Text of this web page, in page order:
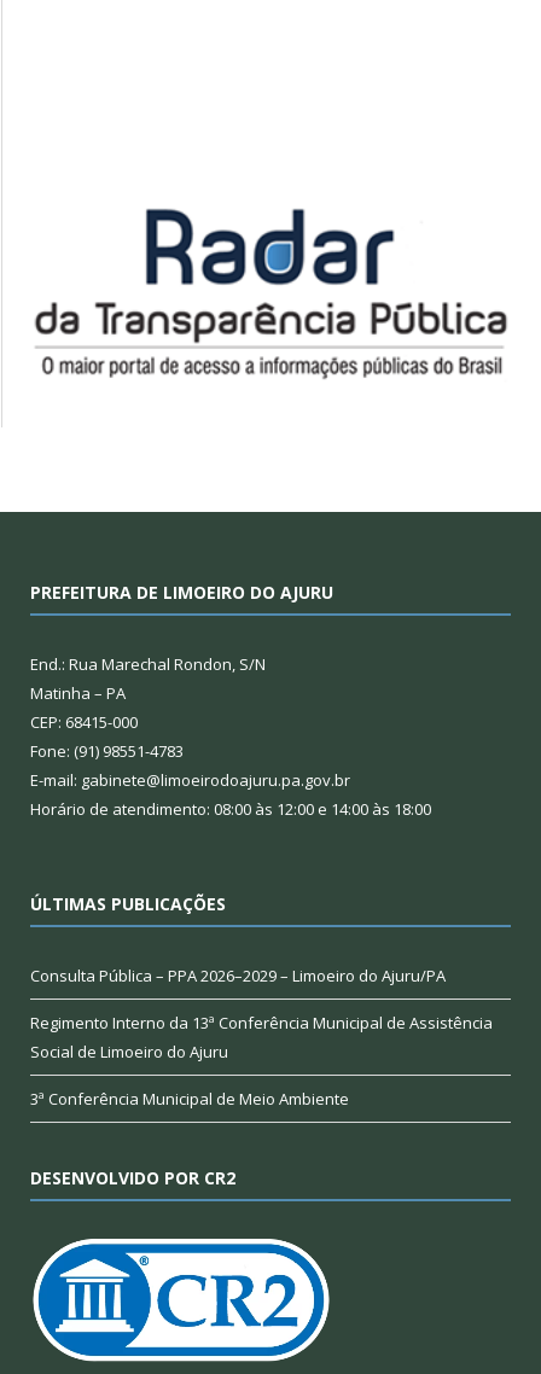
PREFEITURA DE LIMOEIRO DO AJURU
End.: Rua Marechal Rondon, S/N
Matinha – PA
CEP: 68415-000
Fone: (91) 98551-4783
E-mail: gabinete@limoeirodoajuru.pa.gov.br
Horário de atendimento: 08:00 às 12:00 e 14:00 às 18:00
ÚLTIMAS PUBLICAÇÕES
Consulta Pública – PPA 2026–2029 – Limoeiro do Ajuru/PA
Regimento Interno da 13ª Conferência Municipal de Assistência
Social de Limoeiro do Ajuru
3ª Conferência Municipal de Meio Ambiente
DESENVOLVIDO POR CR2